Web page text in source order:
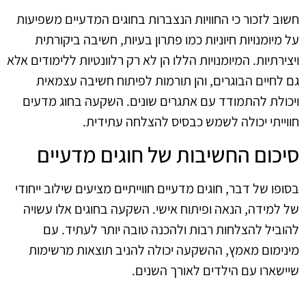
חשוב לזכור כי החוויות הנצברות בחוגים המדעיים משפיעות
על מיומנויות חיוניות כמו פתרון בעיות, חשיבה ביקורתית
ויצירתיות. המיומנויות הללו הן לא רק רלוונטיות ללימודים אלא
גם לחיים הבוגרים, והן תורמות לפיתוח חשיבה עצמאית
ויכולת להתמודד עם אתגרים שונים. השקעה בחוג מדעים
חווייתי יכולה לשמש כבסיס להצלחה עתידית.
סיכום החשיבות של חוגים מדעיים
בסופו של דבר, חוגים מדעיים חווייתיים מציעים שילוב ייחודי
של למידה, הנאה ופיתוח אישי. השקעה בחוגים אלו עשויה
להוביל להצלחות רבות ולהכנה טובה יותר לעתיד. עם
מינימום מאמץ, ההשקעה יכולה להניב תוצאות מרשימות
שיישארו עם הילדים לאורך השנים.